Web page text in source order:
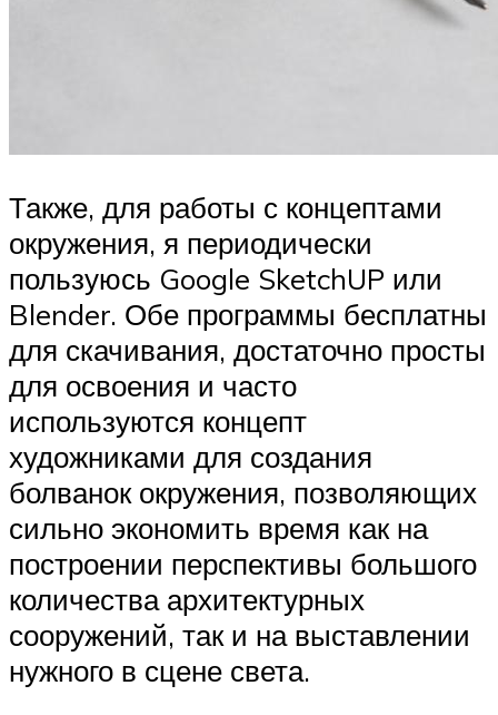
Также, для работы с концептами
окружения, я периодически
пользуюсь Google SketchUP или
Blender. Обе программы бесплатны
для скачивания, достаточно просты
для освоения и часто
используются концепт
художниками для создания
болванок окружения, позволяющих
сильно экономить время как на
построении перспективы большого
количества архитектурных
сооружений, так и на выставлении
нужного в сцене света.